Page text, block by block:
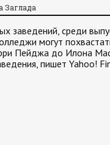
Заглада
заведений, среди
могут
Пейджа до Илона
пишет Yahoo!